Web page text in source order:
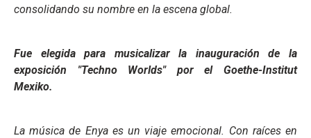
consolidando su nombre en la escena global.
Fue elegida para musicalizar la inauguración de la
exposición "Techno Worlds" por el Goethe-Institut
Mexiko.
La música de Enya es un viaje emocional. Con raíces en